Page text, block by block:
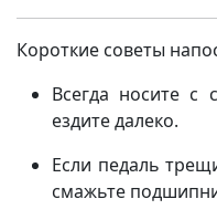
Короткие советы
Всегда носите с
ездите далеко.
Если педаль
смажьте